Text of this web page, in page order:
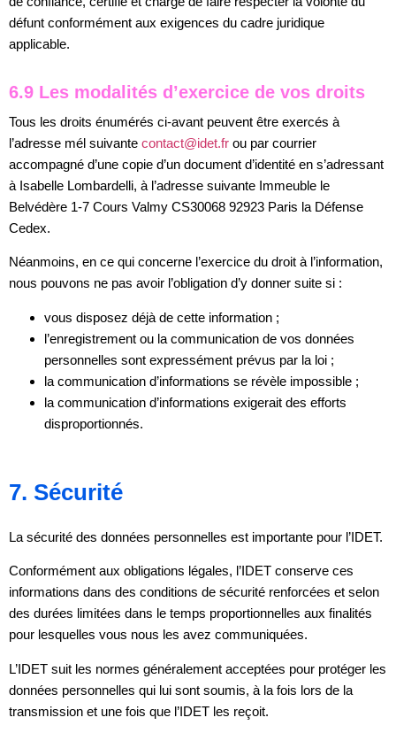
défunt conformément aux exigences du cadre juridique
applicable.
6.9 Les modalités d’exercice de vos droits
Tous les droits énumérés ci-avant peuvent être exercés à
l’adresse mél suivante contact@idet.fr ou par courrier
accompagné d’une copie d’un document d’identité en s’adressant
à Isabelle Lombardelli, à l’adresse suivante Immeuble le
Belvédère 1-7 Cours Valmy CS30068 92923 Paris la Défense
Cedex.
Néanmoins, en ce qui concerne l’exercice du droit à l’information,
nous pouvons ne pas avoir l’obligation d’y donner suite si :
vous disposez déjà de cette information ;
l’enregistrement ou la communication de vos données
personnelles sont expressément prévus par la loi ;
la communication d’informations se révèle impossible ;
la communication d’informations exigerait des efforts
disproportionnés.
7. Sécurité
La sécurité des données personnelles est importante pour l’IDET.
Conformément aux obligations légales, l’IDET conserve ces
informations dans des conditions de sécurité renforcées et selon
des durées limitées dans le temps proportionnelles aux finalités
pour lesquelles vous nous les avez communiquées.
L’IDET suit les normes généralement acceptées pour protéger les
données personnelles qui lui sont soumis, à la fois lors de la
transmission et une fois que l’IDET les reçoit.